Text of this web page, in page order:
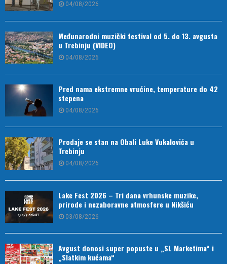
04/08/2026
Međunarodni muzički festival od 5. do 13. avgusta
u Trebinju (VIDEO)
04/08/2026
Pred nama ekstremne vrućine, temperature do 42
stepena
04/08/2026
Prodaje se stan na Obali Luke Vukalovića u
Trebinju
04/08/2026
Lake Fest 2026 – Tri dana vrhunske muzike,
prirode i nezaboravne atmosfere u Nikšiću
03/08/2026
Avgust donosi super popuste u „SL Marketima“ i
„Slatkim kućama“